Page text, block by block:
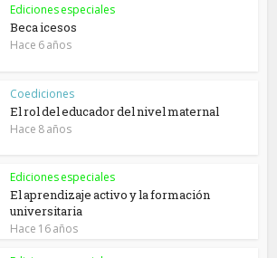
Ediciones especiales
Beca icesos
Hace 6 años
Coediciones
El rol del educador del nivel maternal
Hace 8 años
Ediciones especiales
El aprendizaje activo y la formación
universitaria
Hace 16 años